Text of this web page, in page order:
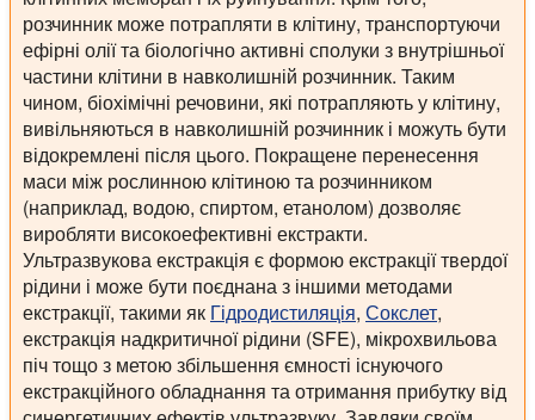
розчинник може потрапляти в клітину, транспортуючи
ефірні олії та біологічно активні сполуки з внутрішньої
частини клітини в навколишній розчинник. Таким
чином, біохімічні речовини, які потрапляють у клітину,
вивільняються в навколишній розчинник і можуть бути
відокремлені після цього. Покращене перенесення
маси між рослинною клітиною та розчинником
(наприклад, водою, спиртом, етанолом) дозволяє
виробляти високоефективні екстракти.
Ультразвукова екстракція є формою екстракції твердої
рідини і може бути поєднана з іншими методами
екстракції, такими як Гідродистиляція, Сокслет,
екстракція надкритичної рідини (SFE), мікрохвильова
піч тощо з метою збільшення ємності існуючого
екстракційного обладнання та отримання прибутку від